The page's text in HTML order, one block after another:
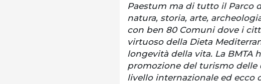
Paestum ma di tutto il Parco
natura, storia, arte,
con ben 80 Comuni dove i
virtuoso della Dieta
longevità della vita. La BMTA
promozione del turismo
livello internazionale ed ecco